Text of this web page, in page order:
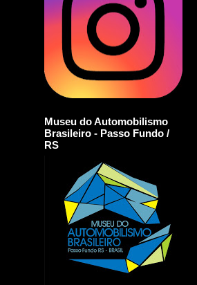
Museu do Automobilismo
Brasileiro - Passo Fundo /
RS